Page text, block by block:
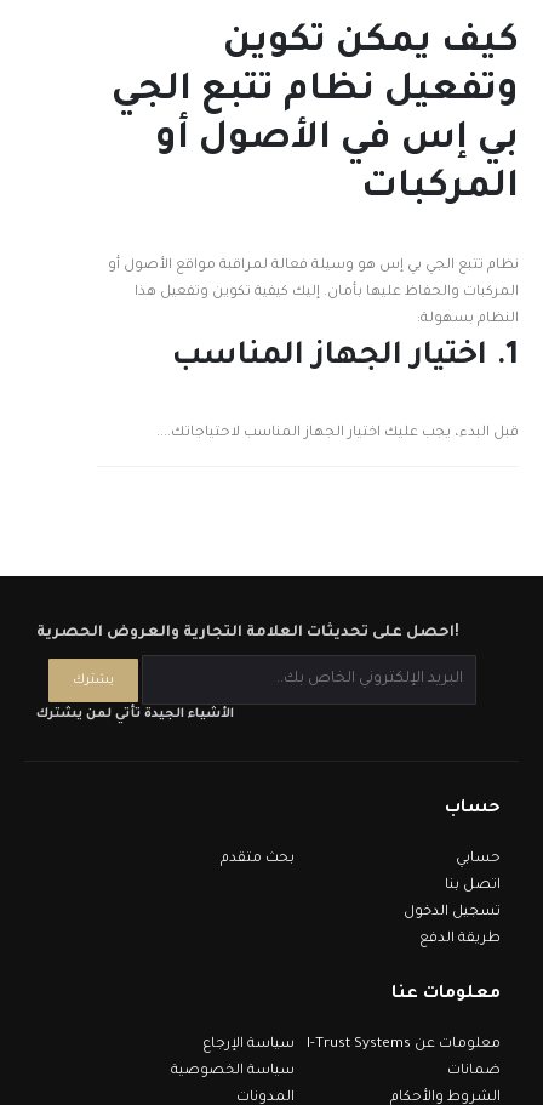
كيف يمكن تكوين
وتفعيل نظام تتبع الجي
بي إس في الأصول أو
المركبات
نظام تتبع الجي بي إس هو وسيلة فعالة لمراقبة مواقع الأصول أو
المركبات والحفاظ عليها بأمان. إليك كيفية تكوين وتفعيل هذا
النظام بسهولة:
1. اختيار الجهاز المناسب
قبل البدء، يجب عليك اختيار الجهاز المناسب لاحتياجاتك....
احصل على تحديثات العلامة التجارية والعروض الحصرية!
الأشياء الجيدة تأتي لمن يشترك
حساب
حسابي
اتصل بنا
تسجيل الدخول
طريقة الدفع
بحث متقدم
معلومات عنا
معلومات عن I-Trust Systems
ضمانات
الشروط والأحكام
سياسة الإرجاع
سياسة الخصوصية
المدونات